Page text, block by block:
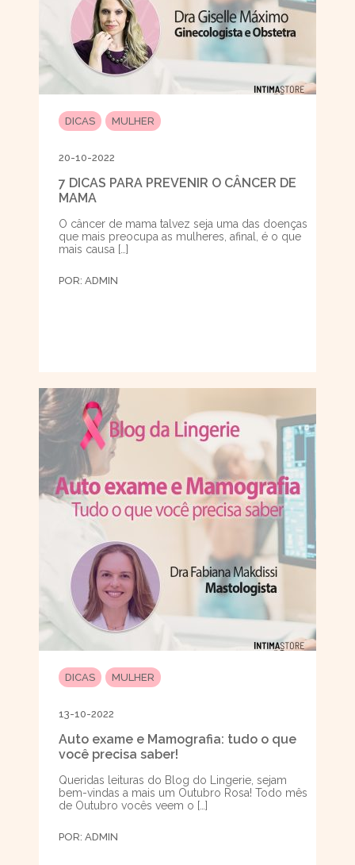
DICAS MULHER
20-10-2022
7 DICAS PARA PREVENIR O CÂNCER DE
MAMA
O câncer de mama talvez seja uma das doenças
que mais preocupa as mulheres, afinal, é o que
mais causa […]
POR: ADMIN
DICAS MULHER
13-10-2022
Auto exame e Mamografia: tudo o que
você precisa saber!
Queridas leituras do Blog do Lingerie, sejam
bem-vindas a mais um Outubro Rosa! Todo mês
de Outubro vocês veem o […]
POR: ADMIN